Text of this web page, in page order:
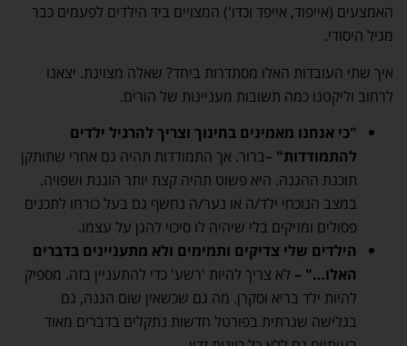
האמצעים (אייפוד, אייפד וכדו') המצויים ביד הילדים לפעמים כבר
מגיל היסודי.
איך שתי העובדות האלו מסתדרות ביחד? שאלה מצוינת. יצאנו
לרחוב וליקטנו כמה תשובות מעניינות של הורים.
"כי אנחנו מאמינים בחינוך וצריך להרגיל ילדים
להתמודדות" –ברור. אך התמודדות תהיה גם אחרי שתותקן
תוכנת ההגנה. היא פשוט תהיה קצת יותר הוגנת ושפויה.
במצב הנוכחי ילד/ה או נער/ה נחשף גם בעל כורחו לתכנים
פסולים ומזיקים בלי שיהיה לו סיכוי להגן על עצמו.
הילדים שלי צדיקים ותמימים ולא מתעניינים בדברים
האלו…" – לא צריך להיות 'רשע' כדי להתעניין בזה. מספיק
להיות ילד בריא וסקרן. מה גם שכשאין שום הגנה, גם
בגלישה שגרתית בפורטל חדשות נתקלים בדברים מאוד